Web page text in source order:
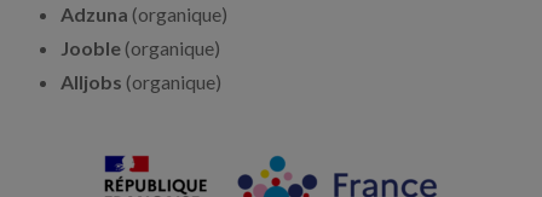
Adzuna (organique)
Jooble (organique)
Alljobs (organique)